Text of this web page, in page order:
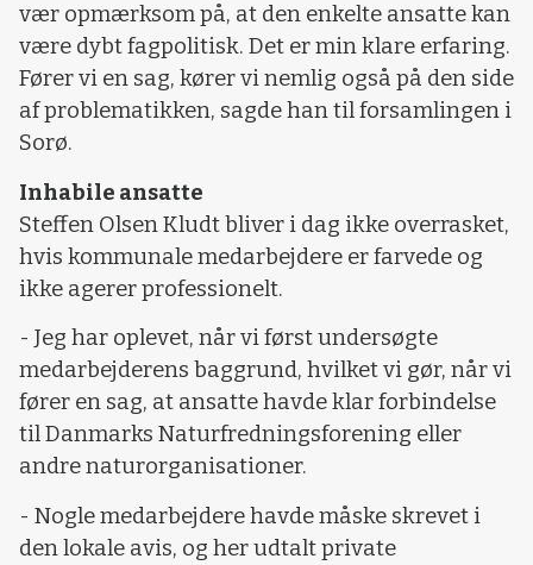
vær opmærksom på, at den enkelte ansatte kan
være dybt fagpolitisk. Det er min klare erfaring.
Fører vi en sag, kører vi nemlig også på den side
af problematikken, sagde han til forsamlingen i
Sorø.
Inhabile ansatte
Steffen Olsen Kludt bliver i dag ikke overrasket,
hvis kommunale medarbejdere er farvede og
ikke agerer professionelt.
- Jeg har oplevet, når vi først undersøgte
medarbejderens baggrund, hvilket vi gør, når vi
fører en sag, at ansatte havde klar forbindelse
til Danmarks Naturfredningsforening eller
andre naturorganisationer.
- Nogle medarbejdere havde måske skrevet i
den lokale avis, og her udtalt private